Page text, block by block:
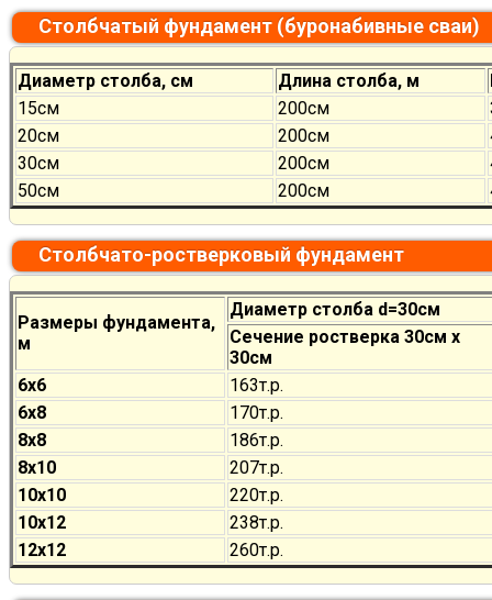
Столбчатый фундамент (буронабивные сваи)
Диаметр столба, см Длина столба, м
15см
200см
20см
200см
30см
200см
50см
200см
Столбчато-ростверковый фундамент
Размеры фундамента,
м
Диаметр столба d=30см
Сечение ростверка 30см х
30см
6х6
163т.р.
6х8
170т.р.
8х8
186т.р.
8х10
207т.р.
10х10
220т.р.
10х12
238т.р.
12х12
260т.р.